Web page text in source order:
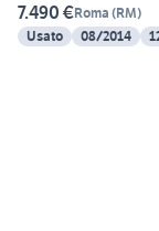
7.490 €Roma (RM)
Usato
08/2014